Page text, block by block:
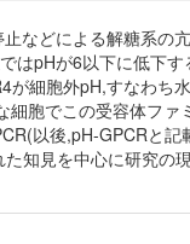
などによる解糖系の
はpHが6以下に低下す
が細胞外pH,すなわち
細胞でこの受容体ファ
以後,pH-GPCRと記
知見を中心に研究の